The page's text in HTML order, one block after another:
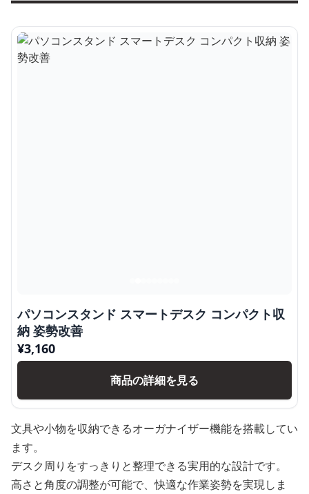
パソコンスタンド スマートデスク コンパクト収
納 姿勢改善
¥3,160
商品の詳細を見る
文具や小物を収納できるオーガナイザー機能を搭載してい
ます。
デスク周りをすっきりと整理できる実用的な設計です。
高さと角度の調整が可能で、快適な作業姿勢を実現しま